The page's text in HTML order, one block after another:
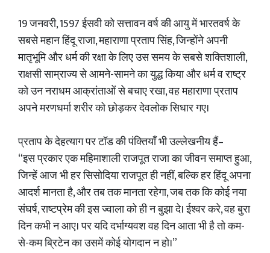
19 जनवरी, 1597 ईसवी को सत्तावन वर्ष की आयु में भारतवर्ष के
सबसे महान हिंदू राजा, महाराणा प्रताप सिंह, जिन्होंने अपनी
मातृभूमि और धर्म की रक्षा के लिए उस समय के सबसे शक्तिशाली,
राक्षसी साम्राज्य से आमने-सामने का युद्ध किया और धर्म व राष्ट्र
को उन नराधम आक्रांताओं से बचाए रखा, वह महाराणा प्रताप
अपने मरणधर्मा शरीर को छोड़कर देवलोक सिधार गए।
प्रताप के देहत्याग पर टॉड की पंक्तियाँ भी उल्लेखनीय हैं–
“इस प्रकार एक महिमाशाली राजपूत राजा का जीवन समाप्त हुआ,
जिन्हें आज भी हर सिसोदिया राजपूत ही नहीं, बल्कि हर हिंदू अपना
आदर्श मानता है, और तब तक मानता रहेगा, जब तक कि कोई नया
संघर्ष, राष्टप्रेम की इस ज्वाला को ही न बुझा दे। ईश्वर करे, वह बुरा
दिन कभी न आए। पर यदि दर्भाग्यवश वह दिन आता भी है तो कम-
से-कम ब्रिटेन का उसमें कोई योगदान न हो।”